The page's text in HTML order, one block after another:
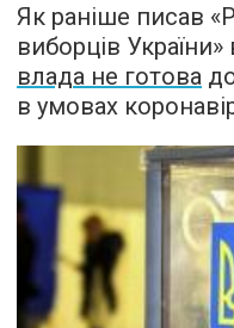
Як раніше писав
виборців
влада не готова
в умовах